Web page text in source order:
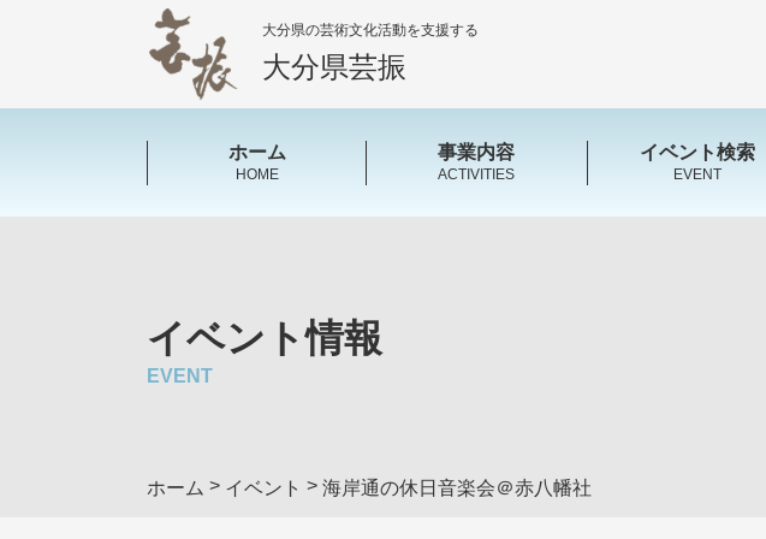
大分県の芸術文化活動を支援する
大分県芸振
ホーム
HOME
事業内容
ACTIVITIES
イベント検索
EVENT
イベント情報
EVENT
ホーム > イベント > 海岸通の休日音楽会＠赤八幡社